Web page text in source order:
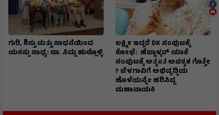
ಗುರಿ, ಶಿಸ್ತು ಮತ್ತು ಸಾಧನೆಯಿಂದ
ಯಶಸ್ಸು ಸಾಧ್ಯ: ಡಾ. ಸಿದ್ದು ಹುಲ್ಲೊಳ್ಳಿ
ಲಕ್ಷ್ಮೀ ಇದ್ದರೆ DK ಸಂಪುಟಕ್ಕೆ
ಶೋಭೆ: ಹೆಬ್ಬಾಳ್ಕರ್ ಯಾಕೆ
ಸಂಪುಟಕ್ಕೆ ಅತ್ಯಂತ ಅವಶ್ಯಕ ಗೊತ್ತೇ
? ಬೆಳಗಾವಿಗೆ ಅಭಿವೃದ್ಧಿಯ
ಹೊಳೆಯನ್ನೇ ಹರಿಸಿದ್ದ
ಮಹಾನಾಯಕಿ